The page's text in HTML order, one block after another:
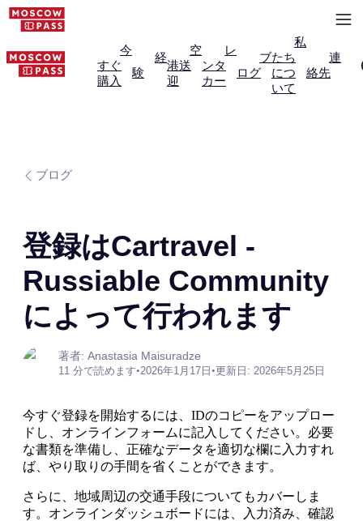
今
すぐ
購入
経
験
空
港送
迎
レ
ンタ
カー
ブ
ログ
私
たち
につ
いて
連
絡先
ブログ
登録はCartravel -
Russiable Community
によって行われます
著者: Anastasia Maisuradze
11 分で読めます•2026年1月17日 •更新日: 2026年5月25日
今すぐ登録を開始するには、IDのコピーをアップロー
ドし、オンラインフォームに記入してください。必要
な書類を準備し、正確なデータを適切な欄に入力すれ
ば、やり取りの手間を省くことができます。
さらに、地域周辺の交通手段についてもカバーしま
す。オンラインダッシュボードには、入力済み、確認